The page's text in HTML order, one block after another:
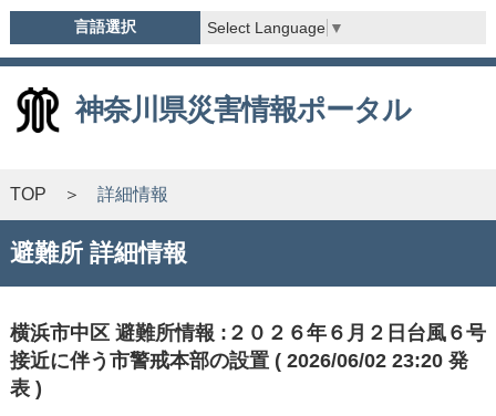
言語選択 Select Language ▼
神奈川県災害情報ポータル
TOP 詳細情報
避難所 詳細情報
横浜市中区 避難所情報 :２０２６年６月２日台風６号
接近に伴う市警戒本部の設置 ( 2026/06/02 23:20 発
表 )